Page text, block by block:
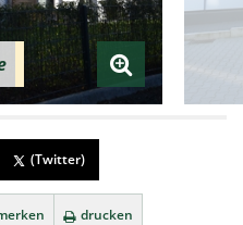
(Twitter)
drucken